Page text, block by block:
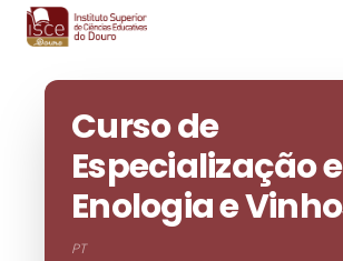
Curso de
Especialização
Enologia e
PT